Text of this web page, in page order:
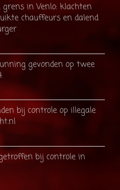
in Venlo: klachten
chauffeurs en dalend
gevonden op twee
bij controle op illegale
bij controle in